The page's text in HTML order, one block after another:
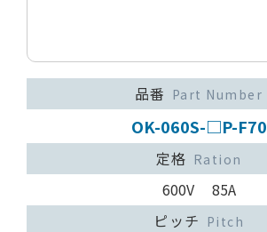
品番 Part Number
OK-060S-□P-F70
定格 Ration
600V 85A
ピッチ Pitch